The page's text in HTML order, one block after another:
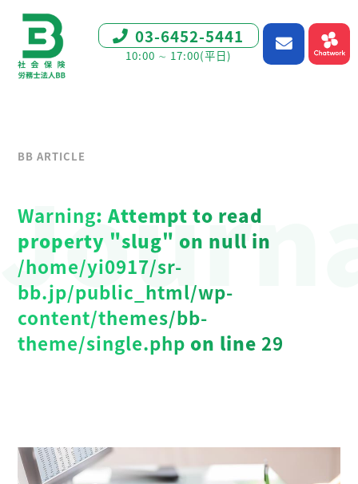
03-6452-5441
10:00 ∼ 17:00(平日)
BB ARTICLE
Warning: Attempt to read
property "slug" on null in
/home/yi0917/sr-
bb.jp/public_html/wp-
content/themes/bb-
theme/single.php on line 29